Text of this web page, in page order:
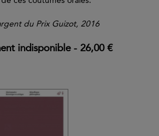
du Prix Guizot, 2016
indisponible- 26,00 €